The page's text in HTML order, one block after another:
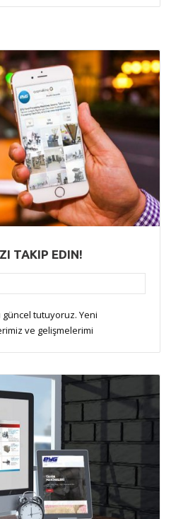
TAKIP EDIN!
güncel tutuyoruz. Yeni
ve gelişmelerimi